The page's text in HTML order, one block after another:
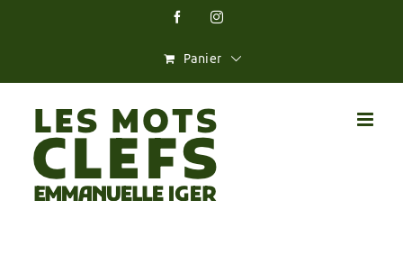
FacebookInstagram
Panier